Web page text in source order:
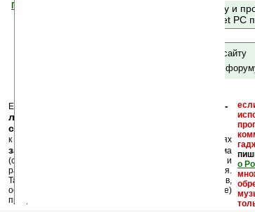
Помогите Ладошкам стать лучше
Поиск по сайту и
Mobile и Pocket PC
только по сайту
по сайту и
Еще раз обращаем внимание, что
кейгены, кряки -
лекарства, серийные номера, ключи и
ссылки на варезные сайты
о
к публикации на нашем сайте в комментариях
запрещены
, как и несанкционированная реклама
(спам). Мы поддерживаем авторов программ и
развитие легального программного обеспечения.
Также мы призываем Вас поддерживать авторов,
особенно создающих бесплатные (freeware)
программы.